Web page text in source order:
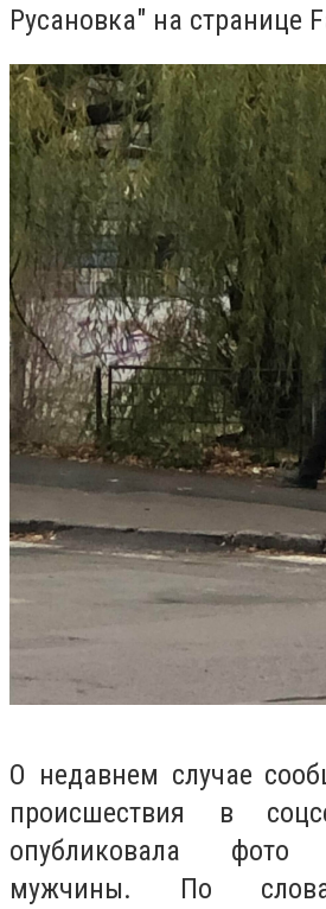
Русановка" на странице
О недавнем случае
происшествия в
опубликовала фото
мужчины. По